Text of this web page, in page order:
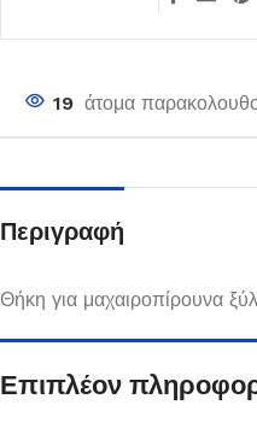
19 άτομα
Περιγραφή
Θήκη για μαχαιροπίρουνα
Επιπλέον